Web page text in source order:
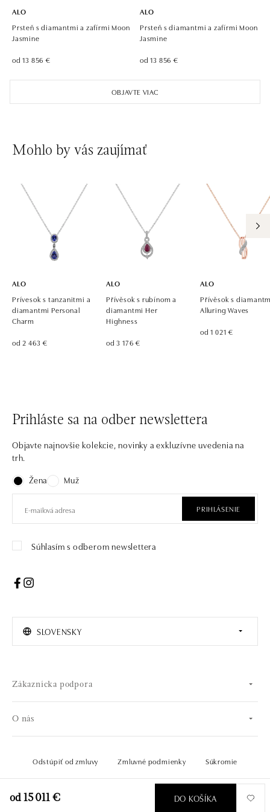
od 15 011 € DO KOŠÍKA
OBJAVTE VIAC
ALO
Prsteň s diamantmi a zafírmi Moon
Jasmine
od 13 856 €
ALO
Prsteň s diamantmi a zafírmi Moon
Jasmine
od 13 856 €
Mohlo by vás zaujímať
ALO
Prívesok s tanzanitmi a
diamantmi Personal
Charm
od 2 463 €
ALO
Přívěsok s rubínom a
diamantmi Her
Highness
od 3 176 €
ALO
Přívěsok s
Alluring Waves
od 1 021 €
Prihláste sa na odber newslettera
Objavte najnovšie kolekcie, novinky a exkluzívne uvedenia na
trh.
Žena
Muž
PRIHLÁSENIE
Súhlasím s odberom newslettera
SLOVENSKY
Zákaznícka podpora
O nás
© 2026 OLA online s.r.o.. Všetky práva vyhradené..
Odstúpiť od zmluvy Zmluvné podmienky Súkromie